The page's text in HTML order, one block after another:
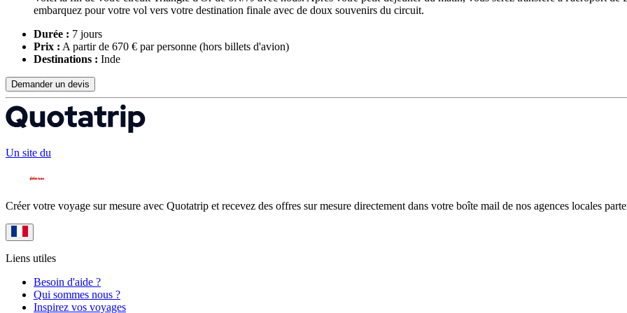
embarquez pour votre vol vers votre destination finale avec de doux souvenirs du circuit.
Durée : 7 jours
Prix : A partir de 670 € par personne (hors billets d'avion)
Destinations : Inde
Demander un devis
Un site du
Créer votre voyage sur mesure avec Quotatrip et recevez des offres sur mesure directement dans votre boîte mail de nos agences locales
Liens utiles
Besoin d'aide ?
Qui sommes nous ?
Inspirez vos voyages